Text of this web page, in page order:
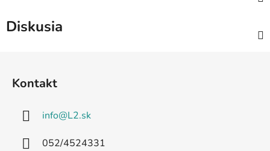
Diskusia
Kontakt
info@L2.sk
052/4524331